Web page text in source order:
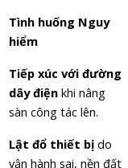
Tình huống Nguy
hiểm
Tiếp xúc với đường
dây điện khi nâng
sàn công tác lên.
Lật đổ thiết bị do
vận hành sai, nền đất